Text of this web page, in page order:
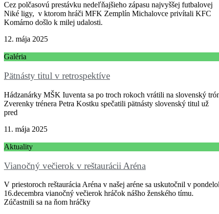
Cez polčasovú prestávku nedeľňajšieho zápasu najvyššej futbalovej
Niké ligy, v ktorom hráči MFK Zemplín Michalovce privítali KFC
Komárno došlo k milej udalosti.
12. mája 2025
Galéria
Pätnásty titul v retrospektíve
Hádzanárky MŠK Iuventa sa po troch rokoch vrátili na slovenský
Zverenky trénera Petra Kostku spečatili pätnásty slovenský titul už
pred
11. mája 2025
Aktuality
Vianočný večierok v reštaurácii Aréna
V priestoroch reštaurácia Aréna v našej aréne sa uskutočnil v
16.decembra vianočný večierok hráčok nášho ženského tímu.
Zúčastnili sa na ňom hráčky